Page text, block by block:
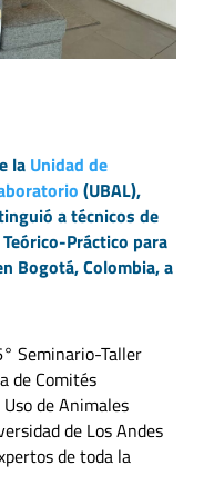
la Unidad de
(UBAL),
a técnicos de
Práctico para
Bogotá, Colombia, a
Seminario-Taller
de Comités
de Animales
de Los Andes
de toda la